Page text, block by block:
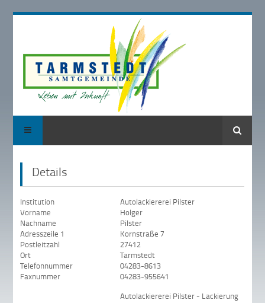
Suche
Details
Institution
Autolackiererei Pilster
Vorname
Holger
Nachname
Pilster
Adresszeile 1
Kornstraße 7
Postleitzahl
27412
Ort
Tarmstedt
Telefonnummer
04283-8613
Faxnummer
04283-955641
Autolackiererei Pilster - Lackierung